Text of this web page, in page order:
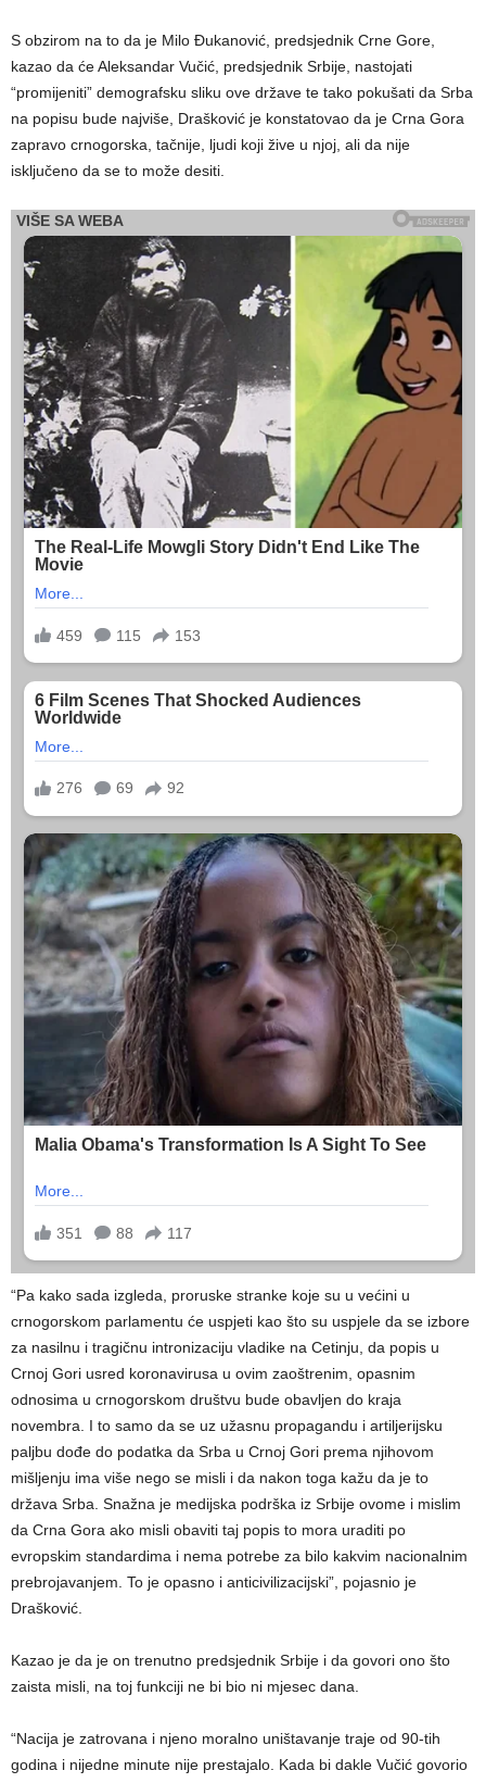
S obzirom na to da je Milo Đukanović, predsjednik Crne Gore,
kazao da će Aleksandar Vučić, predsjednik Srbije, nastojati
“promijeniti” demografsku sliku ove države te tako pokušati da Srba
na popisu bude najviše, Drašković je konstatovao da je Crna Gora
zapravo crnogorska, tačnije, ljudi koji žive u njoj, ali da nije
isključeno da se to može desiti.
“Pa kako sada izgleda, proruske stranke koje su u većini u
crnogorskom parlamentu će uspjeti kao što su uspjele da se izbore
za nasilnu i tragičnu intronizaciju vladike na Cetinju, da popis u
Crnoj Gori usred koronavirusa u ovim zaoštrenim, opasnim
odnosima u crnogorskom društvu bude obavljen do kraja
novembra. I to samo da se uz užasnu propagandu i artiljerijsku
paljbu dođe do podatka da Srba u Crnoj Gori prema njihovom
mišljenju ima više nego se misli i da nakon toga kažu da je to
država Srba. Snažna je medijska podrška iz Srbije ovome i mislim
da Crna Gora ako misli obaviti taj popis to mora uraditi po
evropskim standardima i nema potrebe za bilo kakvim nacionalnim
prebrojavanjem. To je opasno i anticivilizacijski”, pojasnio je
Drašković.
Kazao je da je on trenutno predsjednik Srbije i da govori ono što
zaista misli, na toj funkciji ne bi bio ni mjesec dana.
“Nacija je zatrovana i njeno moralno uništavanje traje od 90-tih
godina i nijedne minute nije prestajalo. Kada bi dakle Vučić govorio